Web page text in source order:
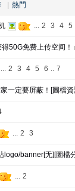
熱門
... 2 3 4 5
50G免费上传空间！
... 2 3 4 5 6 .. 7
一定要屏蔽！[圖檔資
... 2 3
logo/banner[无][圖檔
... 2